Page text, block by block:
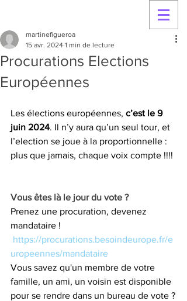
Procurations Elections
Européennes
martinefigueroa
15 avr. 2024 1 min de lecture
Les élections européennes, c’est le 9
juin 2024. Il n’y aura qu’un seul tour, et
l’election se joue à la proportionnelle :
plus que jamais, chaque voix compte !!!!
Vous êtes là le jour du vote ?
Prenez une procuration, devenez
mandataire !
https://procurations.besoindeurope.fr/e
uropeennes/mandataire
Vous savez qu'un membre de votre
famille, un ami, un voisin est disponible
pour se rendre dans un bureau de vote ?